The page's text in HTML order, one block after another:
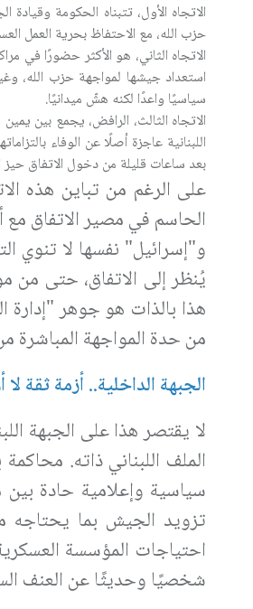
الاتجاه الأول، تتبناه الحكومة
حزب الله، مع الاحتفاظ بحرية العمل
الاتجاه الثاني، هو الأكثر حضورًا في
استعداد جيشها لمواجهة حزب الله،
سياسيًا واعدًا لكنه هشّ ميدانيًا.
الاتجاه الثالث، الرافض، يجمع بين
اللبنانية عاجزة أصلًا عن الوفاء
بعد ساعات قليلة من دخول الاتفاق
على الرغم من تباين هذه
الحاسم في مصير الاتفاق
و"إسرائيل" نفسها لا تنوي
يُنظر إلى الاتفاق، حتى من
هذا بالذات هو جوهر "إدارة
من حدة المواجهة المباشرة
الجبهة الداخلية.. أزمة ثقة
لا يقتصر هذا على الجبهة
الملف اللبناني ذاته.
سياسية وإعلامية حادة
تزويد الجيش بما يحتاجه
احتياجات المؤسسة
شخصيًا وحديثًا عن العنف